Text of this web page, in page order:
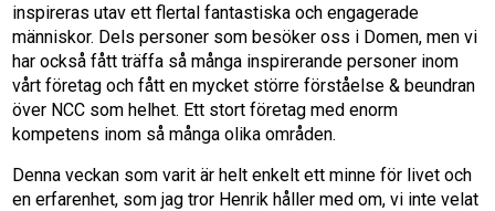
inspireras utav ett flertal fantastiska och engagerade
människor. Dels personer som besöker oss i Domen, men vi
har också fått träffa så många inspirerande personer inom
vårt företag och fått en mycket större förståelse & beundran
över NCC som helhet. Ett stort företag med enorm
kompetens inom så många olika områden.
Denna veckan som varit är helt enkelt ett minne för livet och
en erfarenhet, som jag tror Henrik håller med om, vi inte velat